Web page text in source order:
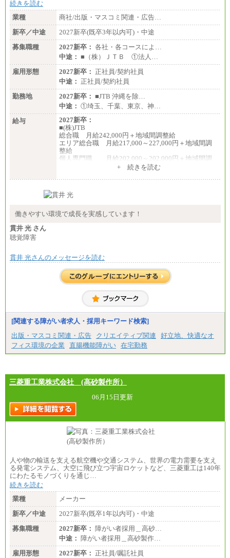
続きを読む
業種
商社/出版・マスコミ関連・広告…
新卒／中途
2027新卒(既卒3年以内可)・中途
募集職種
2027新卒： 各社・各コースによ…
中途： ■（株）ＪＴＢ ①法人…
雇用形態
2027新卒： 正社員/契約社員
中途： 正社員/契約社員
勤務地
2027新卒： ■JTB 沖縄を除…
中途： ①埼玉、千葉、東京、神…
給与
2027新卒：
■(株)JTB
総合職 月給242,000円＋地域間調整給
エリア総合職 月給217,000～227,000円＋地域間調
整給
個人専門職 月給202,000～202,000円＋地域間調
総合職 月給208,000～235,000円
※詳細はJTBキャリアサイトよりご確認ください。
総合職 月給220,000～230,000円＋地域間調整給
整給
※詳細はJTBキャリアサイトよりご確認ください。
■(株)JTBコミュニケーションデザイン
総合職 月給230,000円
みなし残業手当：20,000円（一律支給）※みなし
残業手当の残業時間は10.43時間。
間に応じて、時間外手当等を支給。
エリアサポート職 月給188,000円
■（株）JTBグローバルマーケティング＆トラベル
訪日事業職 月給202,000～227,000円＋地域間調整
給
※詳細はJTBキャリアサイトよりご確認ください。
■(株)JTBビジネストランスフォーム
総合職 月給205,000～225,000円＋地域間調整給
エリア総合職 月給185,000円＋地域間調整給
■(株)JTBデータサービス ※2027年新卒募集終了
総合職 月給186,000～194,000円＋地域手当
■I&Jデジタルイノベーション(株)
総合職 月給224,500～242,600円＋地域手当
※詳細はJTBキャリアサイトよりご確認ください。
＜有期社員コース＞
■(株)JTBビジネストランスフォーム
有期契約職 月給185,000～195,000円
※詳細はJTBキャリアサイトよりご確認ください。
+ 続きを読む
働きやすい環境で成長を実感しています！
貫井 光 さん
聴覚障害
貫井 光さんのメッセージを読む
[関連する障がい者求人・採用キーワード検索]
出版・マスコミ関連・広告
クリエイティブ関連
好立地、快適なオ
フィス環境の企業
直腸機能障がい 在宅勤務
三菱重工業株式会社 (高砂製作所）
06月15日更新
人や物の輸送を支える航空機や交通システム、世界の電力需要を支え
る発電システム、大空に飛び立つ宇宙ロケットなど、三菱重工は140年
にわたるモノづくりを通じ…
続きを読む
業種
メーカー
新卒／中途
2027新卒(既卒1年以内可)・中途
募集職種
2027新卒： 障がい者採用＿高砂…
中途： 障がい者採用＿高砂製作…
雇用形態
2027新卒： 正社員/嘱託社員